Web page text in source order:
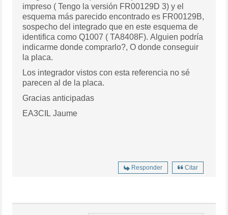
impreso ( Tengo la versión FR00129D 3) y el
esquema más parecido encontrado es FR00129B,
sospecho del integrado que en este esquema de
identifica como Q1007 ( TA8408F). Alguien podría
indicarme donde comprarlo?, O donde conseguir
la placa.
Los integrador vistos con esta referencia no sé
parecen al de la placa.
Gracias anticipadas
EA3CIL Jaume
Responder Citar